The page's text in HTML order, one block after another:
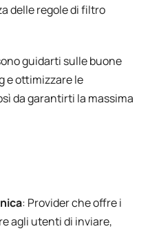
delle regole di filtro
guidarti sulle buone
e ottimizzare le
da garantirti la massima
: Provider che offre i
agli utenti di inviare,